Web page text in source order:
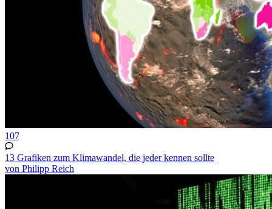
107
13 Grafiken zum Klimawandel, die jeder kennen sollte
von Philipp Reich